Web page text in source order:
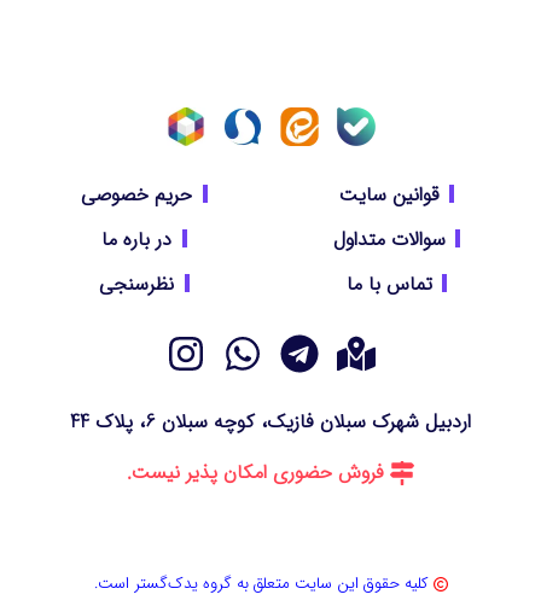
قوانین سایت
حریم خصوصی
سوالات متداول
در باره ما
تماس با ما
نظرسنجی
اردبیل شهرک سبلان فازیک، کوچه سبلان 6، پلاک 44
فروش حضوری امکان پذیر نیست.
کلیه حقوق این سایت متعلق به گروه یدک‌گستر است.